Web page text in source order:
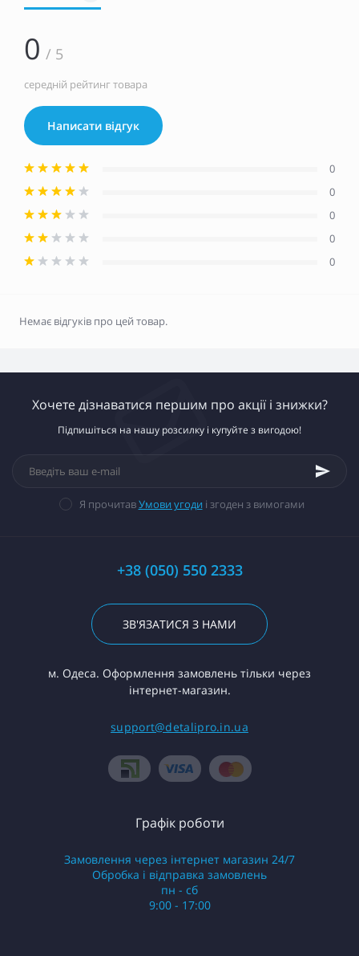
0 / 5
середній рейтинг товара
Написати відгук
0
0
0
0
0
Немає відгуків про цей товар.
Хочете дізнаватися першим про акції і знижки?
Підпишіться на нашу розсилку і купуйте з вигодою!
Я прочитавУмови угоди і згоден з вимогами
+38 (050) 550 2333
ЗВ'ЯЗАТИСЯ З НАМИ
м. Одеса. Оформлення замовлень тільки через
інтернет-магазин.
support@detalipro.in.ua
Графік роботи
Замовлення через інтернет магазин 24/7
Обробка і відправка замовлень
пн - сб
9:00 - 17:00